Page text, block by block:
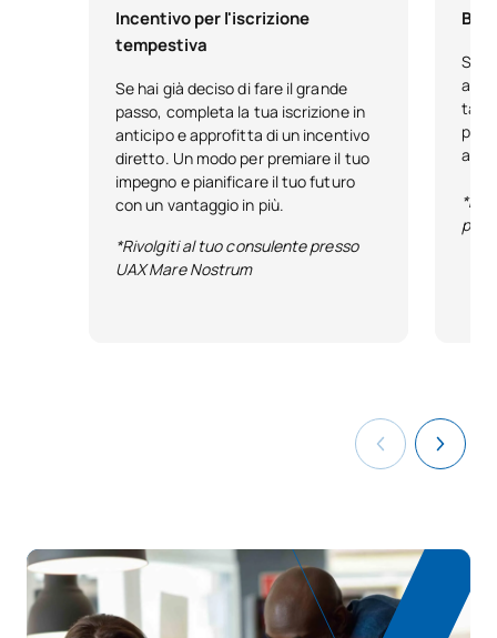
Incentivo per l'iscrizione
tempestiva
Se hai già deciso di fare il grande
passo, completa la tua iscrizione in
anticipo e approfitta di un incentivo
diretto. Un modo per premiare il tuo
impegno e pianificare il tuo futuro
con un vantaggio in più.
*Rivolgiti al tuo consulente presso
UAX Mare Nostrum
Se